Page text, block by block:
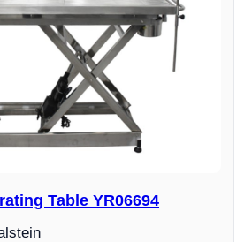
Table YR06694